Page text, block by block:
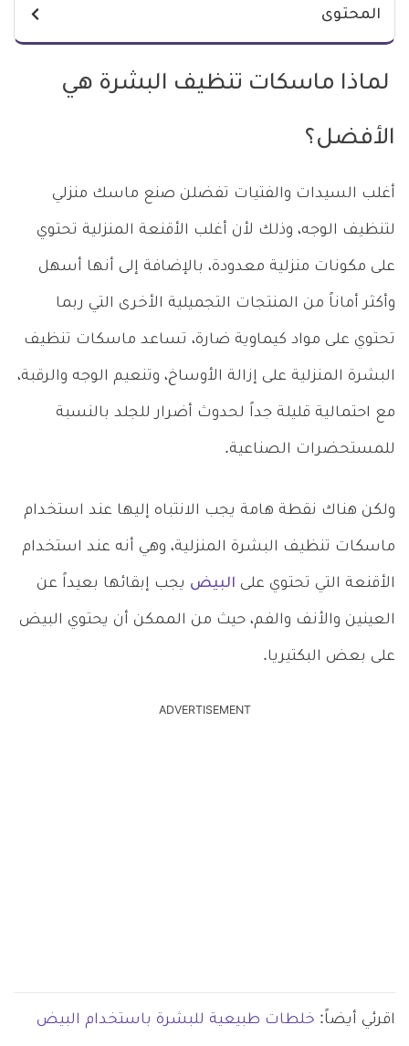
المحتوى
لماذا ماسكات تنظيف البشرة هي
الأفضل؟
أغلب السيدات والفتيات تفضلن صنع ماسك منزلي
لتنظيف الوجه، وذلك لأن أغلب الأقنعة المنزلية تحتوي
على مكونات منزلية معدودة، بالإضافة إلى أنها أسهل
وأكثر أماناً من المنتجات التجميلية الأخرى التي ربما
تحتوي على مواد كيماوية ضارة، تساعد ماسكات تنظيف
البشرة المنزلية على إزالة الأوساخ، وتنعيم الوجه والرقبة،
مع احتمالية قليلة جداً لحدوث أضرار للجلد بالنسبة
للمستحضرات الصناعية.
ولكن هناك نقطة هامة يجب الانتباه إليها عند استخدام
ماسكات تنظيف البشرة المنزلية، وهي أنه عند استخدام
الأقنعة التي تحتوي على البيض يجب إبقائها بعيداً عن
العينين والأنف والفم، حيث من الممكن أن يحتوي البيض
على بعض البكتيريا.
ADVERTISEMENT
اقرئي أيضاً: خلطات طبيعية للبشرة باستخدام البيض